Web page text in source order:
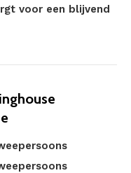
voor een blijvend